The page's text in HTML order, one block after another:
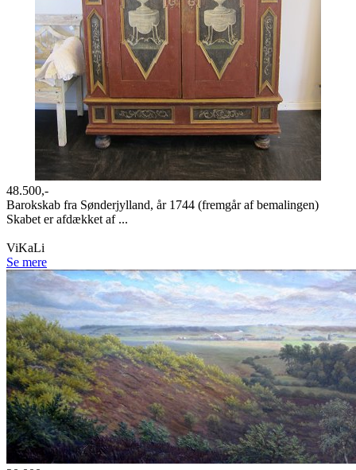
48.500,-
Barokskab fra Sønderjylland, år 1744 (fremgår af bemalingen)
Skabet er afdækket af ...
ViKaLi
Se mere